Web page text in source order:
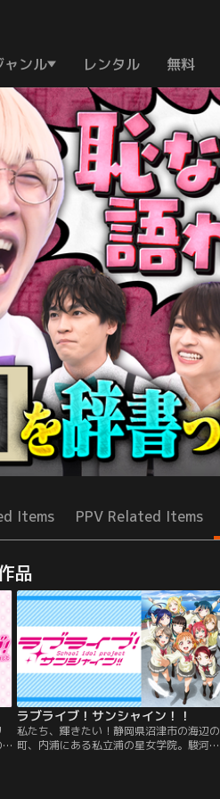
ャンル レンタル 無料
Items PPV Related Items
品
ラブライブ！サンシャイン！！
私たち、輝きたい！静岡県沼津市の海辺の
町、内浦にある私立浦の星女学院。駿河湾